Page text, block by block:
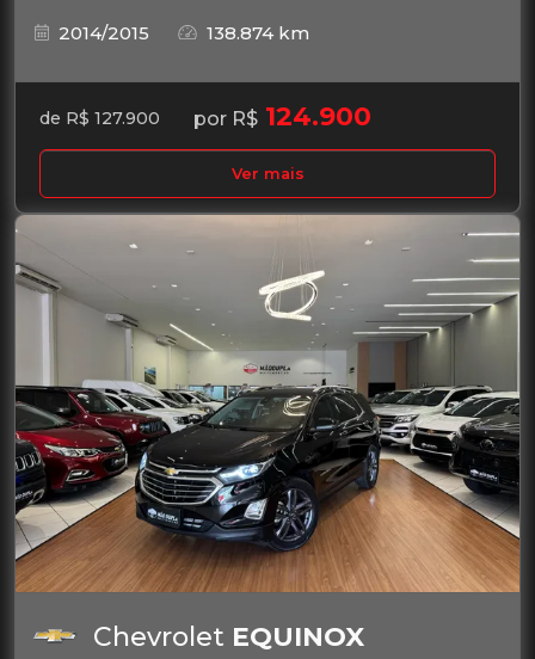
2014/2015
138.874 km
de R$ 127.900 por R$ 124.900
Ver mais
Chevrolet EQUINOX